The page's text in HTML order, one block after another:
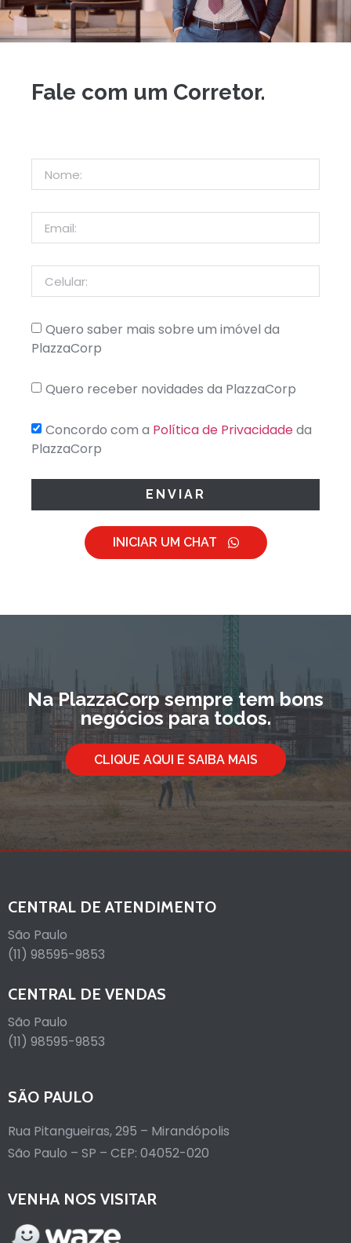
Fale com um Corretor.
Quero saber mais sobre um imóvel da
PlazzaCorp
Quero receber novidades da PlazzaCorp
Concordo com a Política de Privacidadeda
PlazzaCorp
ENVIAR
INICIAR UM CHAT
Na PlazzaCorp sempre tem bons
negócios para todos.
CLIQUE AQUI E SAIBA MAIS
CENTRAL DE ATENDIMENTO
São Paulo
(11) 98595-9853
CENTRAL DE VENDAS
São Paulo
(11) 98595-9853
SÃO PAULO
Rua Pitangueiras, 295 – Mirandópolis
São Paulo – SP – CEP: 04052-020
VENHA NOS VISITAR